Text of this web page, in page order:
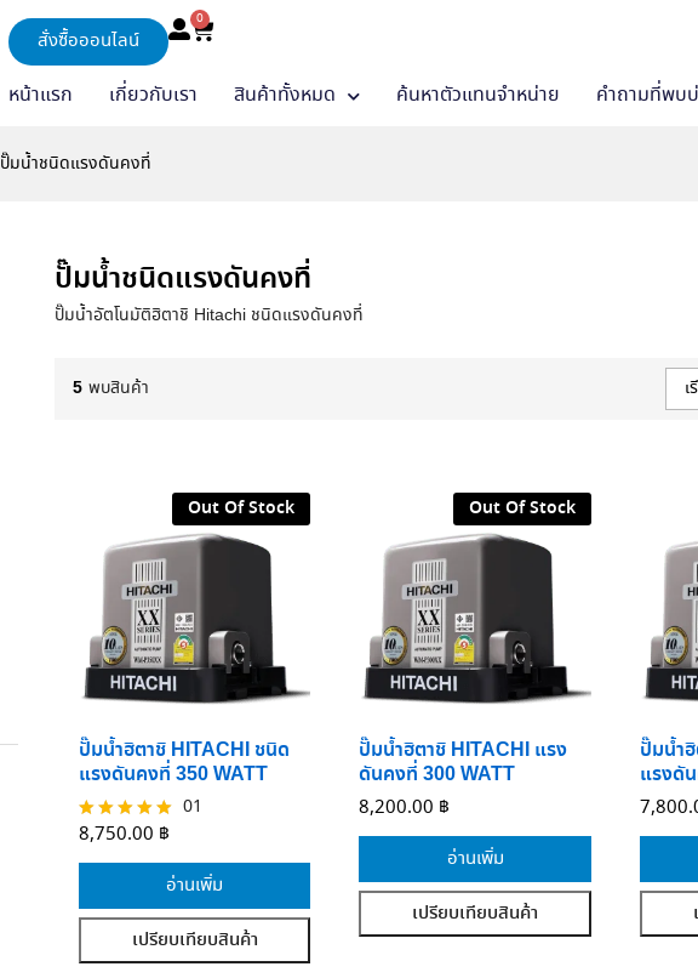
สั่งซื้อออนไลน์
0
หน้าแรก เกี่ยวกับเรา สินค้าทั้งหมด ค้นหาตัวแทนจำหน่าย คำถามที่พบ
ปั๊มน้ำชนิดแรงดันคงที่
ปั๊มน้ำชนิดแรงดันคงที่
ปั๊มน้ำอัตโนมัติฮิตาชิ Hitachi ชนิดแรงดันคงที่
5 พบสินค้า
Out Of Stock
ปั๊มน้ำฮิตาชิ HITACHI ชนิด
แรงดันคงที่ 350 WATT
ให้คะแนน
5.00
01
8,750.00 ฿
อ่านเพิ่ม
เปรียบเทียบสินค้า
Out Of Stock
ปั๊มน้ำฮิตาชิ HITACHI แรง
ดันคงที่ 300 WATT
8,200.00 ฿
อ่านเพิ่ม
เปรียบเทียบสินค้า
ปั๊มน้ำ
แรงดั